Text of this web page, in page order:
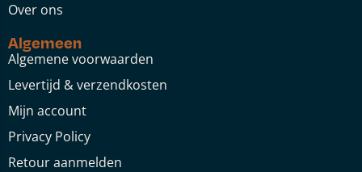
Over ons
Algemeen
Algemene voorwaarden
Levertijd & verzendkosten
Mijn account
Privacy Policy
Retour aanmelden